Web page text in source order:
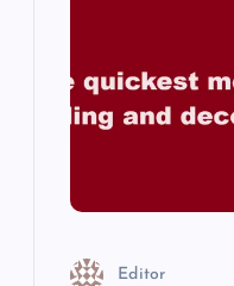
Editor